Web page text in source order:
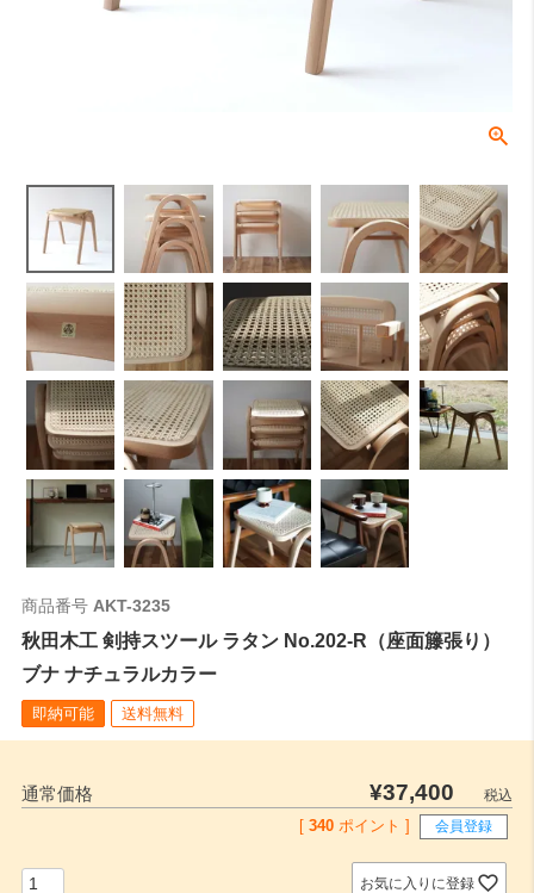
商品番号 AKT-3235
秋田木工 剣持スツール ラタン No.202-R（座面籐張り）
ブナ ナチュラルカラー
即納可能 送料無料
通常価格 ¥37,400
税込
[ 340 ポイント ] 会員登録
お気に入りに登録